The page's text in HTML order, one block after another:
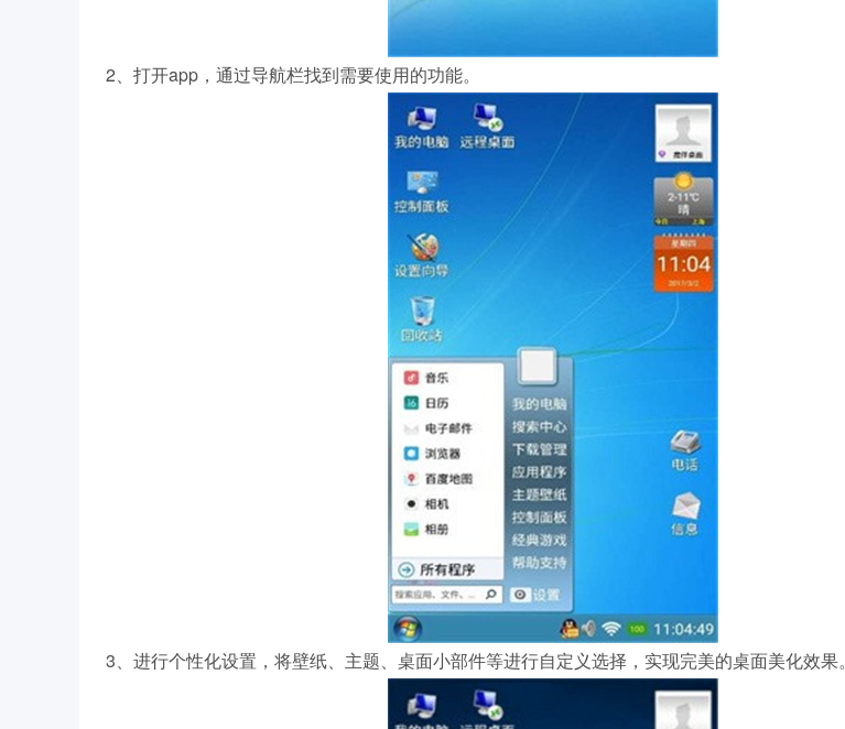
2、打开app，通过导航栏找到需要使用的功能。
3、进行个性化设置，将壁纸、主题、桌面小部件等进行自定义选择，实现完美的桌面美化效果。